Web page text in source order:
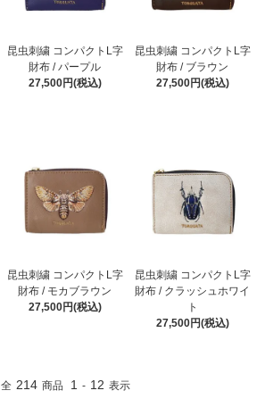
昆虫刺繍 コンパクトL字
財布 / パープル
27,500円(税込)
昆虫刺繍 コンパクトL字
財布 / ブラウン
27,500円(税込)
昆虫刺繍 コンパクトL字
財布 / モカブラウン
27,500円(税込)
昆虫刺繍 コンパクトL字
財布 / クラッシュホワイ
ト
27,500円(税込)
全 214 商品 1 - 12 表示